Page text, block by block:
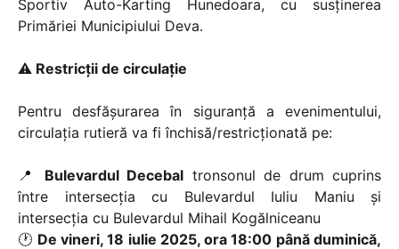
Sportiv Auto-Karting Hunedoara, cu susținerea
Primăriei Municipiului Deva.
⚠ Restricții de circulație
Pentru desfășurarea în siguranță a evenimentului,
circulația rutieră va fi închisă/restricționată pe:
📍 Bulevardul Decebal tronsonul de drum cuprins
între intersecția cu Bulevardul Iuliu Maniu și
intersecția cu Bulevardul Mihail Kogălniceanu
🕐 De vineri, 18 iulie 2025, ora 18:00 până duminică,